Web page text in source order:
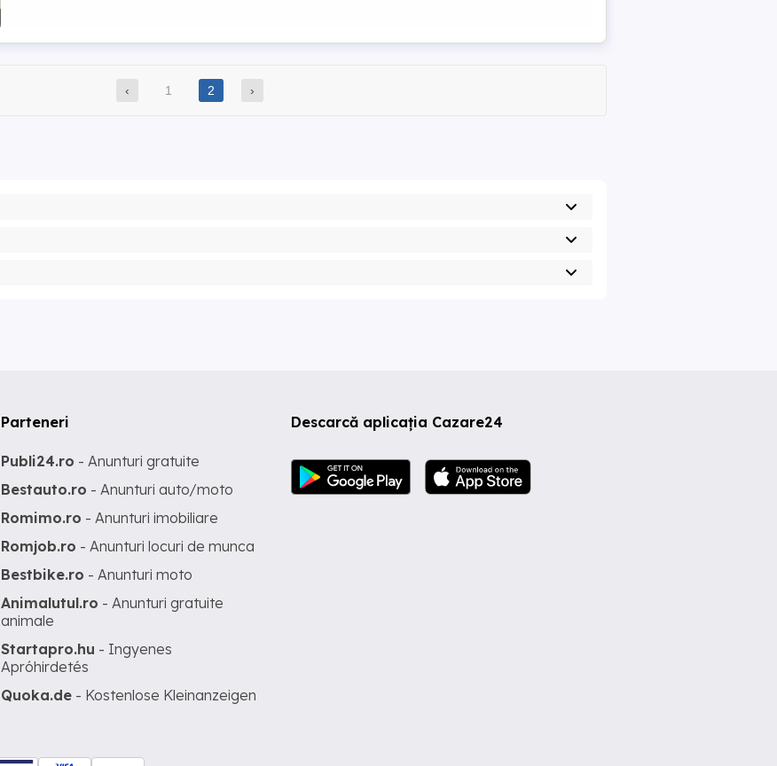
‹ 1 2 ›
Descarcă aplicația Cazare24
Parteneri
Publi24.ro - Anunturi gratuite
Bestauto.ro - Anunturi auto/moto
Romimo.ro - Anunturi imobiliare
Romjob.ro - Anunturi locuri de munca
Bestbike.ro - Anunturi moto
Animalutul.ro - Anunturi gratuite
animale
Startapro.hu - Ingyenes
Apróhirdetés
Quoka.de - Kostenlose Kleinanzeigen